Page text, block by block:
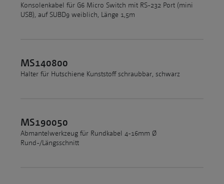
Konsolenkabel für G6 Micro Switch mit RS-232 Port (mini
USB), auf SUBD9 weiblich, Länge 1,5m
MS140800
Halter für Hutschiene Kunststoff schraubbar, schwarz
MS190050
Abmantelwerkzeug für Rundkabel 4-16mm Ø
Rund-/Längsschnitt